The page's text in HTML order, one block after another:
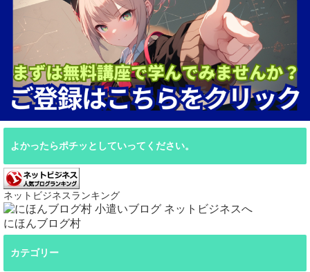
よかったらポチッとしていってください。
ネットビジネスランキング
にほんブログ村
カテゴリー